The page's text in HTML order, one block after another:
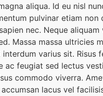
aliqua. Id eu nisl
pulvinar etiam
nec. Neque
Massa massa ultricies
interdum varius sit. Risus
ac feugiat sed lectus
commodo viverra.
accumsan lacus vel